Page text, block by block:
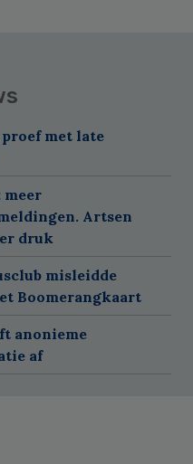
met late
meer
Artsen
druk
misleidde
Boomerangkaart
anonieme
af